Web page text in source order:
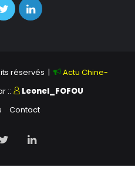
TwitterLinkedin
réservés |
Actu Chine-
::
Leonel_FOFOU
Contact
TwitterLinkedin